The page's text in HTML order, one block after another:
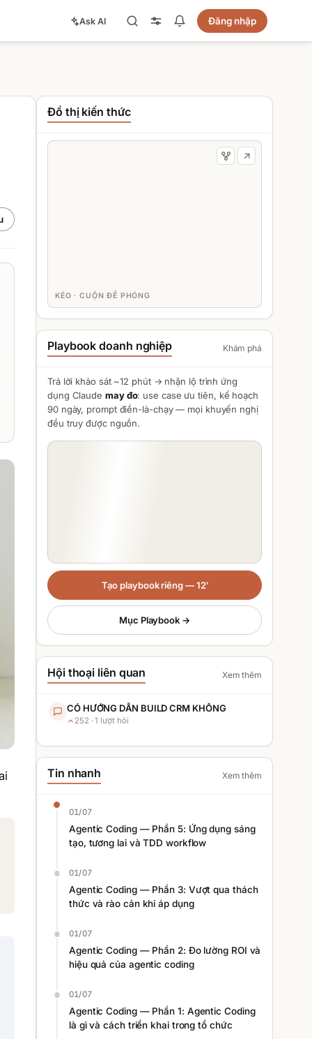
Ask AI Đăng nhập
Đồ thị kiến thức
KÉO · CUỘN ĐỂ PHÓNG
Playbook doanh nghiệp Khám phá
Trả lời khảo sát ~12 phút → nhận lộ trình ứng
dụng Claude may đo: use case ưu tiên, kế hoạch
90 ngày, prompt điền-là-chạy — mọi khuyến nghị
đều truy được nguồn.
Tạo playbook riêng — 12′
Mục Playbook →
Hội thoại liên quan Xem thêm
CÓ HƯỚNG DẪN BUILD CRM KHÔNG
252 ·1 lượt hỏi
Tin nhanh Xem thêm
01/07
Agentic Coding — Phần 5: Ứng dụng sáng
tạo, tương lai và TDD workflow
01/07
Agentic Coding — Phần 3: Vượt qua thách
thức và rào cản khi áp dụng
01/07
Agentic Coding — Phần 2: Đo lường ROI và
hiệu quả của agentic coding
01/07
Agentic Coding — Phần 1: Agentic Coding
là gì và cách triển khai trong tổ chức